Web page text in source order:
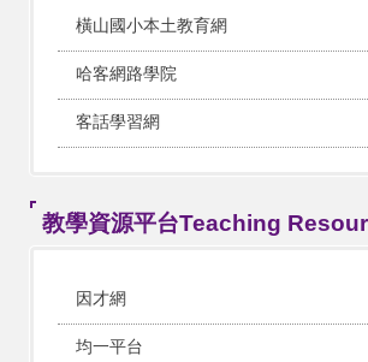
橫山國小本土教育網
哈客網路學院
客話學習網
教學資源平台Teaching
因才網
均一平台